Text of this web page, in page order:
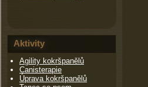
Aktivity
Agility kokršpanělů
Canisterapie
Úprava kokršpanělů